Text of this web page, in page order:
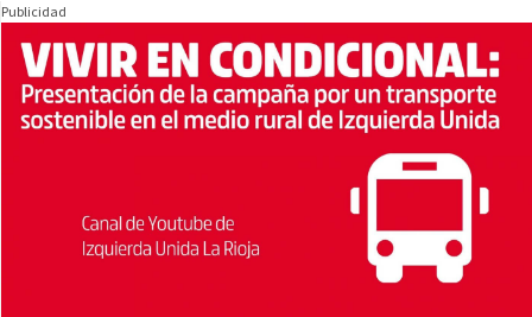
Publicidad